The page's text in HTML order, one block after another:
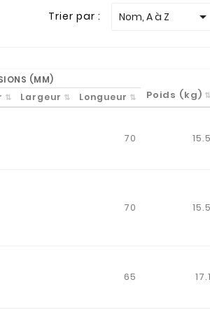
Trier par : Nom, A à Z 
(MM)
Poids (kg)
Largeur Longueur
70 15.5
70 15.5
65 17.1